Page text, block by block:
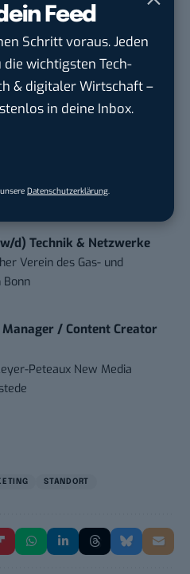
Feed
Schritt voraus. Jeden
wichtigsten Tech-
& digitaler Wirtschaft –
in deine Inbox.
Datenschutzerklärung
GmbH & Co. KG
Marketing Manager
GmbHinGelsenkirchen
d) Technik & Netzwerke
Verein des Gas- und
Bonn
/ Content Creator
Peteaux New Media
STANDORT